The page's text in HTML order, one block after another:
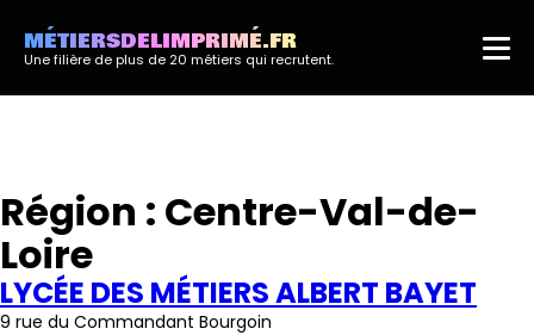
MÉTIERSDELIMPRIMÉ.FR
Une filière de plus de 20 métiers qui recrutent.
Région : Centre-Val-de-
Loire
LYCÉE DES MÉTIERS ALBERT BAYET
9 rue du Commandant Bourgoin